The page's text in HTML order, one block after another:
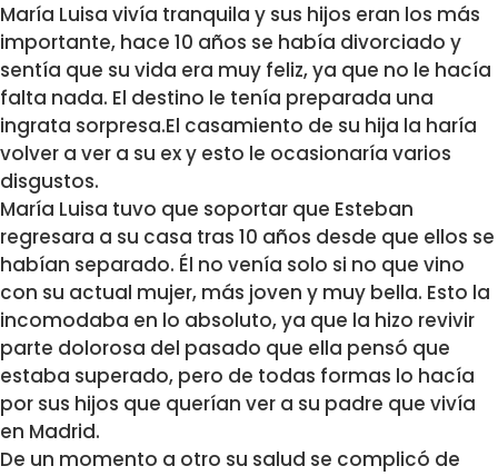
María Luisa vivía tranquila y sus hijos eran los más
importante, hace 10 años se había divorciado y
sentía que su vida era muy feliz, ya que no le hacía
falta nada. El destino le tenía preparada una
ingrata sorpresa.El casamiento de su hija la haría
volver a ver a su ex y esto le ocasionaría varios
disgustos.
María Luisa tuvo que soportar que Esteban
regresara a su casa tras 10 años desde que ellos se
habían separado. Él no venía solo si no que vino
con su actual mujer, más joven y muy bella. Esto la
incomodaba en lo absoluto, ya que la hizo revivir
parte dolorosa del pasado que ella pensó que
estaba superado, pero de todas formas lo hacía
por sus hijos que querían ver a su padre que vivía
en Madrid.
De un momento a otro su salud se complicó de